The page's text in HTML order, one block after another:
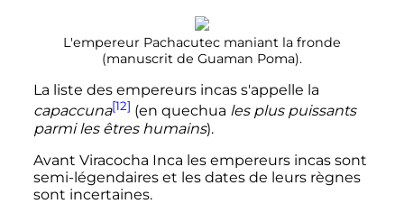
L'empereur Pachacutec maniant la fronde
(manuscrit de Guaman Poma).
La liste des empereurs incas s'appelle la
capaccuna[12] (en quechua les plus puissants
parmi les êtres humains).
Avant Viracocha Inca les empereurs incas sont
semi-légendaires et les dates de leurs règnes
sont incertaines.